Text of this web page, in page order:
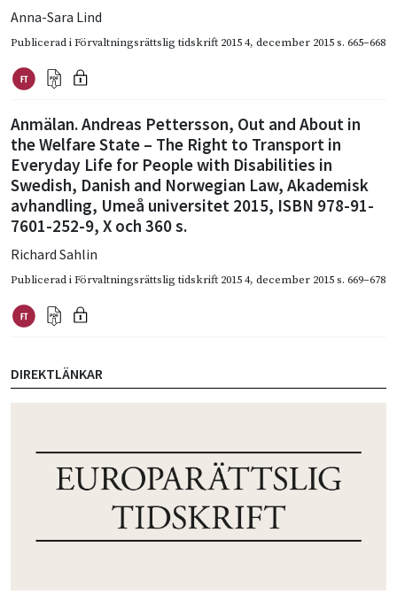
Anna-Sara Lind
Publicerad iFörvaltningsrättslig tidskrift 2015 4, december 2015s. 665–668
Anmälan. Andreas Pettersson, Out and About in
the Welfare State – The Right to Transport in
Everyday Life for People with Disabilities in
Swedish, Danish and Norwegian Law, Akademisk
avhandling, Umeå universitet 2015, ISBN 978-91-
7601-252-9, X och 360 s.
Richard Sahlin
Publicerad iFörvaltningsrättslig tidskrift 2015 4, december 2015s. 669–678
DIREKTLÄNKAR